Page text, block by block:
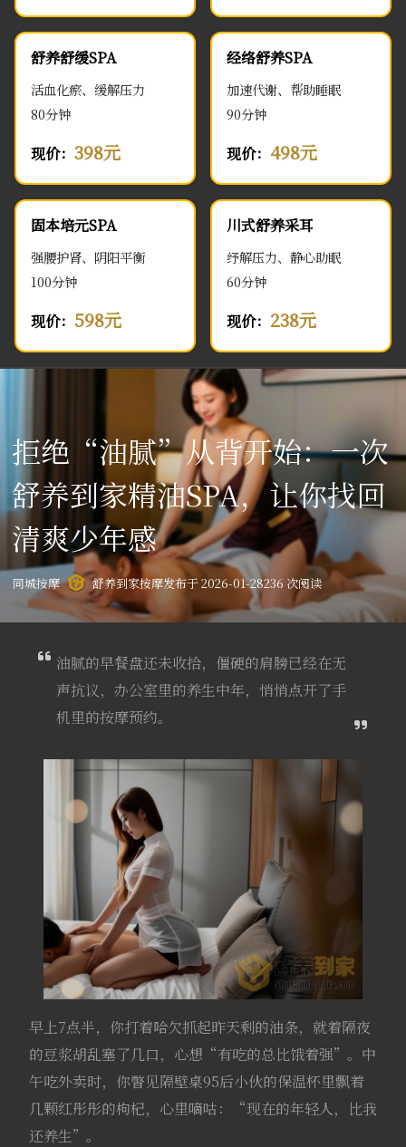
舒养舒缓SPA
活血化瘀、缓解压力
80分钟
现价： 398元
经络舒养SPA
加速代谢、帮助睡眠
90分钟
现价： 498元
固本培元SPA
强腰护肾、阴阳平衡
100分钟
现价： 598元
川式舒养采耳
纾解压力、静心助眠
60分钟
现价： 238元
拒绝“油腻”从背开始：一次
舒养到家精油SPA，让你找回
清爽少年感
同城按摩 舒养到家按摩发布于 2026-01-28236 次阅读
油腻的早餐盘还未收拾，僵硬的肩膀已经在无
声抗议，办公室里的养生中年，悄悄点开了手
机里的按摩预约。
早上7点半，你打着哈欠抓起昨天剩的油条，就着隔夜
的豆浆胡乱塞了几口，心想“有吃的总比饿着强”。中
午吃外卖时，你瞥见隔壁桌95后小伙的保温杯里飘着
几颗红彤彤的枸杞，心里嘀咕：“现在的年轻人，比我
还养生”。